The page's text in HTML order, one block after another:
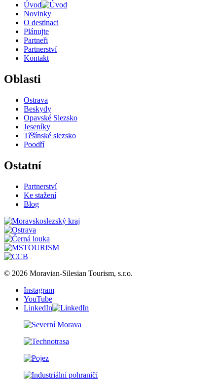
Úvod
Novinky
O destinaci
Plánujte
Partneři
Partnerství
Kontakt
Oblasti
Ostrava
Beskydy
Opavské Slezsko
Jeseníky
Těšínské slezsko
Poodří
Ostatní
Partnerství
Ke stažení
Blog
© 2026 Moravian-Silesian Tourism, s.r.o.
Instagram
YouTube
LinkedIn